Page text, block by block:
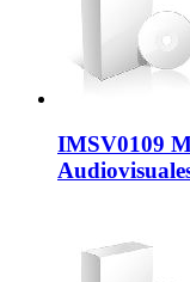
IMSV0109